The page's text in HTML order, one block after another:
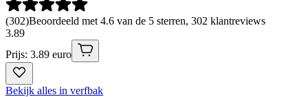
(302)Beoordeeld met 4.6 van de 5 sterren, 302 klantreviews
3.89
Prijs: 3.89 euro
Bekijk alles in verfbak